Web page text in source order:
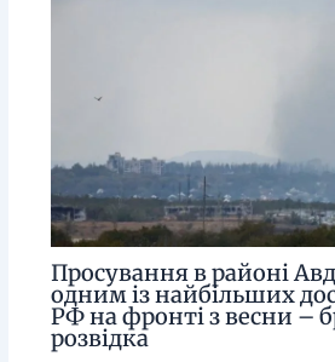
Просування в районі
одним із найбільших
РФ на фронті з весни –
розвідка